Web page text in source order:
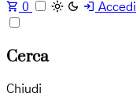
0 Accedi
Cerca
Chiudi